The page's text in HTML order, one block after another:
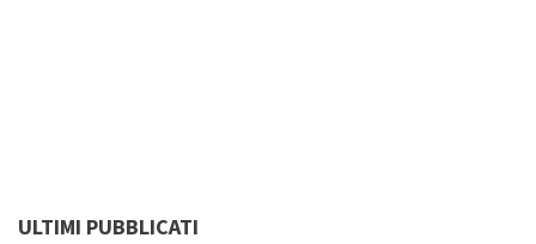
ULTIMI PUBBLICATI